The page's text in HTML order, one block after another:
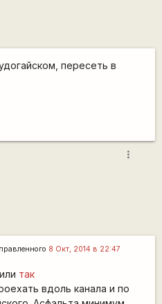
пересеть в
more_vert
8 Окт, 2014 в 22:47
так
вдоль канала и по